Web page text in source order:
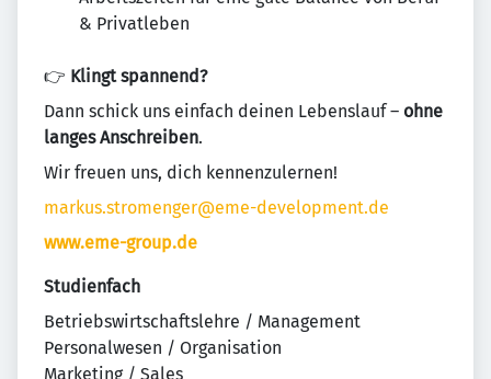
& Privatleben
👉 Klingt spannend?
Dann schick uns einfach deinen Lebenslauf – ohne
langes Anschreiben.
Wir freuen uns, dich kennenzulernen!
markus.stromenger@eme-development.de
www.eme-group.de
Studienfach
Betriebswirtschaftslehre / Management
Personalwesen / Organisation
Marketing / Sales